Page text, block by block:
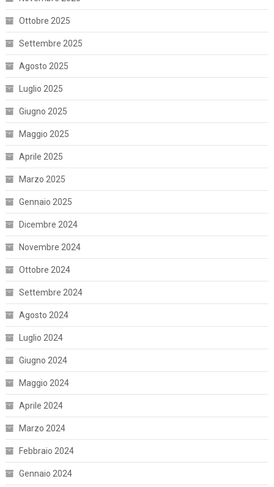
Ottobre 2025
Settembre 2025
Agosto 2025
Luglio 2025
Giugno 2025
Maggio 2025
Aprile 2025
Marzo 2025
Gennaio 2025
Dicembre 2024
Novembre 2024
Ottobre 2024
Settembre 2024
Agosto 2024
Luglio 2024
Giugno 2024
Maggio 2024
Aprile 2024
Marzo 2024
Febbraio 2024
Gennaio 2024